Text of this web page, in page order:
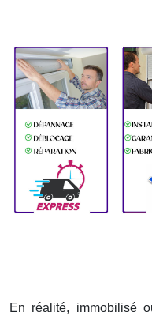
En réalité, immobilisé